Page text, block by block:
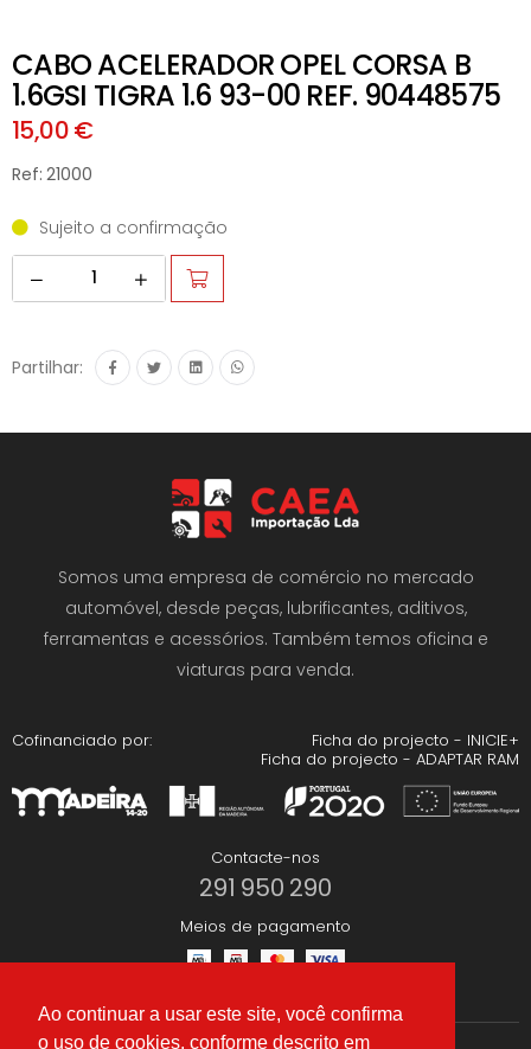
Ao continuar a usar este site, você confirma
o uso de cookies, conforme descrito em
CABO ACELERADOR OPEL CORSA B
1.6GSI TIGRA 1.6 93-00 REF. 90448575
15,00 €
Ref: 21000
Sujeito a confirmação
Partilhar:
Somos uma empresa de comércio no mercado
automóvel, desde peças, lubrificantes, aditivos,
ferramentas e acessórios. Também temos oficina e
viaturas para venda.
Cofinanciado por:
Ficha do projecto - INICIE+
Ficha do projecto - ADAPTAR RAM
Contacte-nos
291 950 290
Meios de pagamento